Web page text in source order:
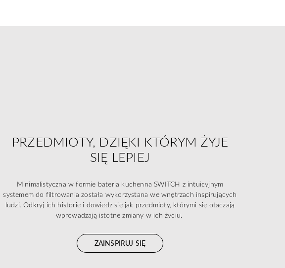
PRZEDMIOTY, DZIĘKI KTÓRYM ŻYJE
SIĘ LEPIEJ
Minimalistyczna w formie bateria kuchenna SWITCH z intuicyjnym
systemem do filtrowania została wykorzystana we wnętrzach inspirujących
ludzi. Odkryj ich historie i dowiedz się jak przedmioty, którymi się otaczają
wprowadzają istotne zmiany w ich życiu.
ZAINSPIRUJ SIĘ